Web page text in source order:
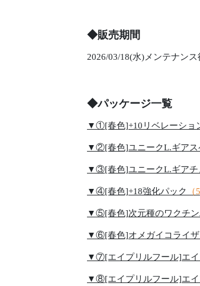
◆販売期間
2026/03/18(水)メンテナン
◆パッケージ一覧
▼①[春色]+10リベレーショ
▼②[春色]ユニークL.ギアス
▼③[春色]ユニークL.ギアチ
▼④[春色]+18強化パック
▼⑤[春色]次元種のワクチン
▼⑥[春色]オメガイコライザ
▼⑦[エイプリルフール]エイ
▼⑧[エイプリルフール]エ